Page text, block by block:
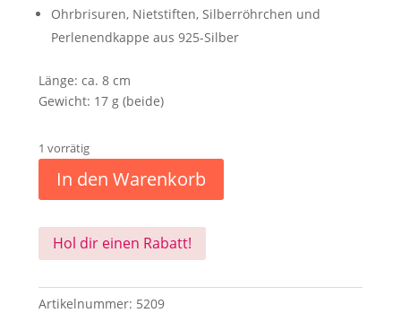
Ohrbrisuren, Nietstiften, Silberröhrchen und
Perlenendkappe aus 925-Silber
Länge: ca. 8 cm
Gewicht: 17 g (beide)
1 vorrätig
In den Warenkorb
Hol dir einen Rabatt!
Artikelnummer: 5209